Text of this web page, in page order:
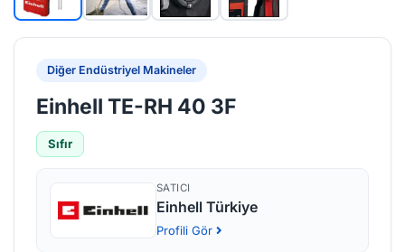
Diğer Endüstriyel Makineler
Einhell TE-RH 40 3F
Sıfır
SATICI
Einhell Türkiye
Profili Gör